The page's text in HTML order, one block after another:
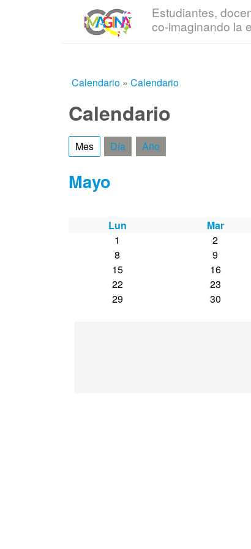
IRICE
Estudiantes,
co-imaginando la
Usted está aquí
Calendario » Calendario
Calendario
Mes (solapa activa)
Día Año
Mayo
Lun Mar
1
2
8
9
15
16
22
23
29
30